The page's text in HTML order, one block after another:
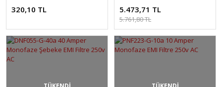
320,10 TL 5.473,71 TL
5.761,80 TL